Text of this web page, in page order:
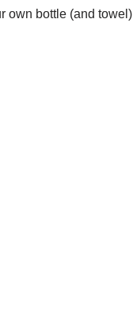
own bottle (and towel)